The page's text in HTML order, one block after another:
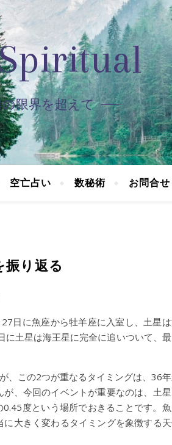
限界を超えて
空亡占い 数秘術 お問合せ
り返る
日に魚座から牡羊座に入室し、土星
土星は海王星に完全に追いついて、
、この2つが重なるタイミングは、36
、今回のイベントが重要なのは、土
度という場所でおきることです。
大きく変わるタイミングを象徴する